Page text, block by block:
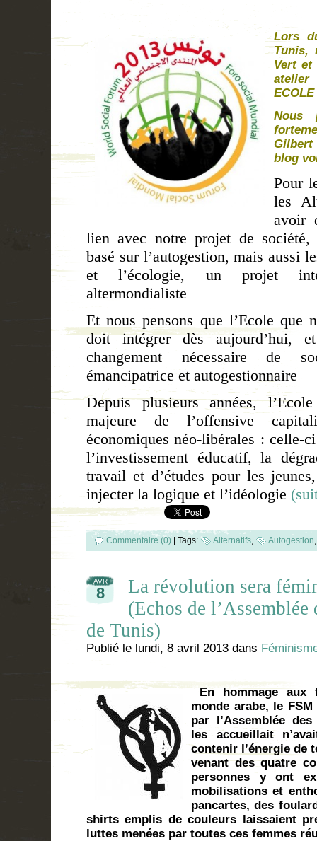
Lors
Tunis,
Vert et
ECOLE
Nous
blog
Pour
les
avoir
lien avec notre projet de société,
basé sur l’autogestion, mais aussi
et l’écologie, un projet
altermondialiste
Et nous pensons que l’Ecole que
doit intégrer dès aujourd’hui,
changement nécessaire de
émancipatrice et autogestionnaire
Depuis plusieurs années,
majeure de l’offensive
économiques néo-libérales : celle-
l’investissement éducatif, la
travail et d’études pour les
injecter la logique et l’idéologie
Commentaire (0) | Tags: Alternatifs, Autogestion
AVR
8
La révolution sera
(Echos de
de Tunis)
Publié le lundi, 8 avril 2013 dans
En hommage aux
monde arabe, le
par l’Assemblée
les accueillait
contenir l’énergie de
venant des quatre
personnes y ont
mobilisations et
pancartes, des
shirts emplis de couleurs laissaient
luttes menées par toutes ces femmes